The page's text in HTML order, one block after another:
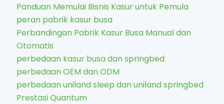
Panduan Memulai Bisnis Kasur untuk Pemula
peran pabrik kasur busa
Perbandingan Pabrik Kasur Busa Manual dan
Otomatis
perbedaan kasur busa dan springbed
perbedaan OEM dan ODM
perbedaan uniland sleep dan uniland springbed
Prestasi Quantum